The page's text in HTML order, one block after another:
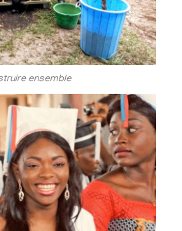
ensemble